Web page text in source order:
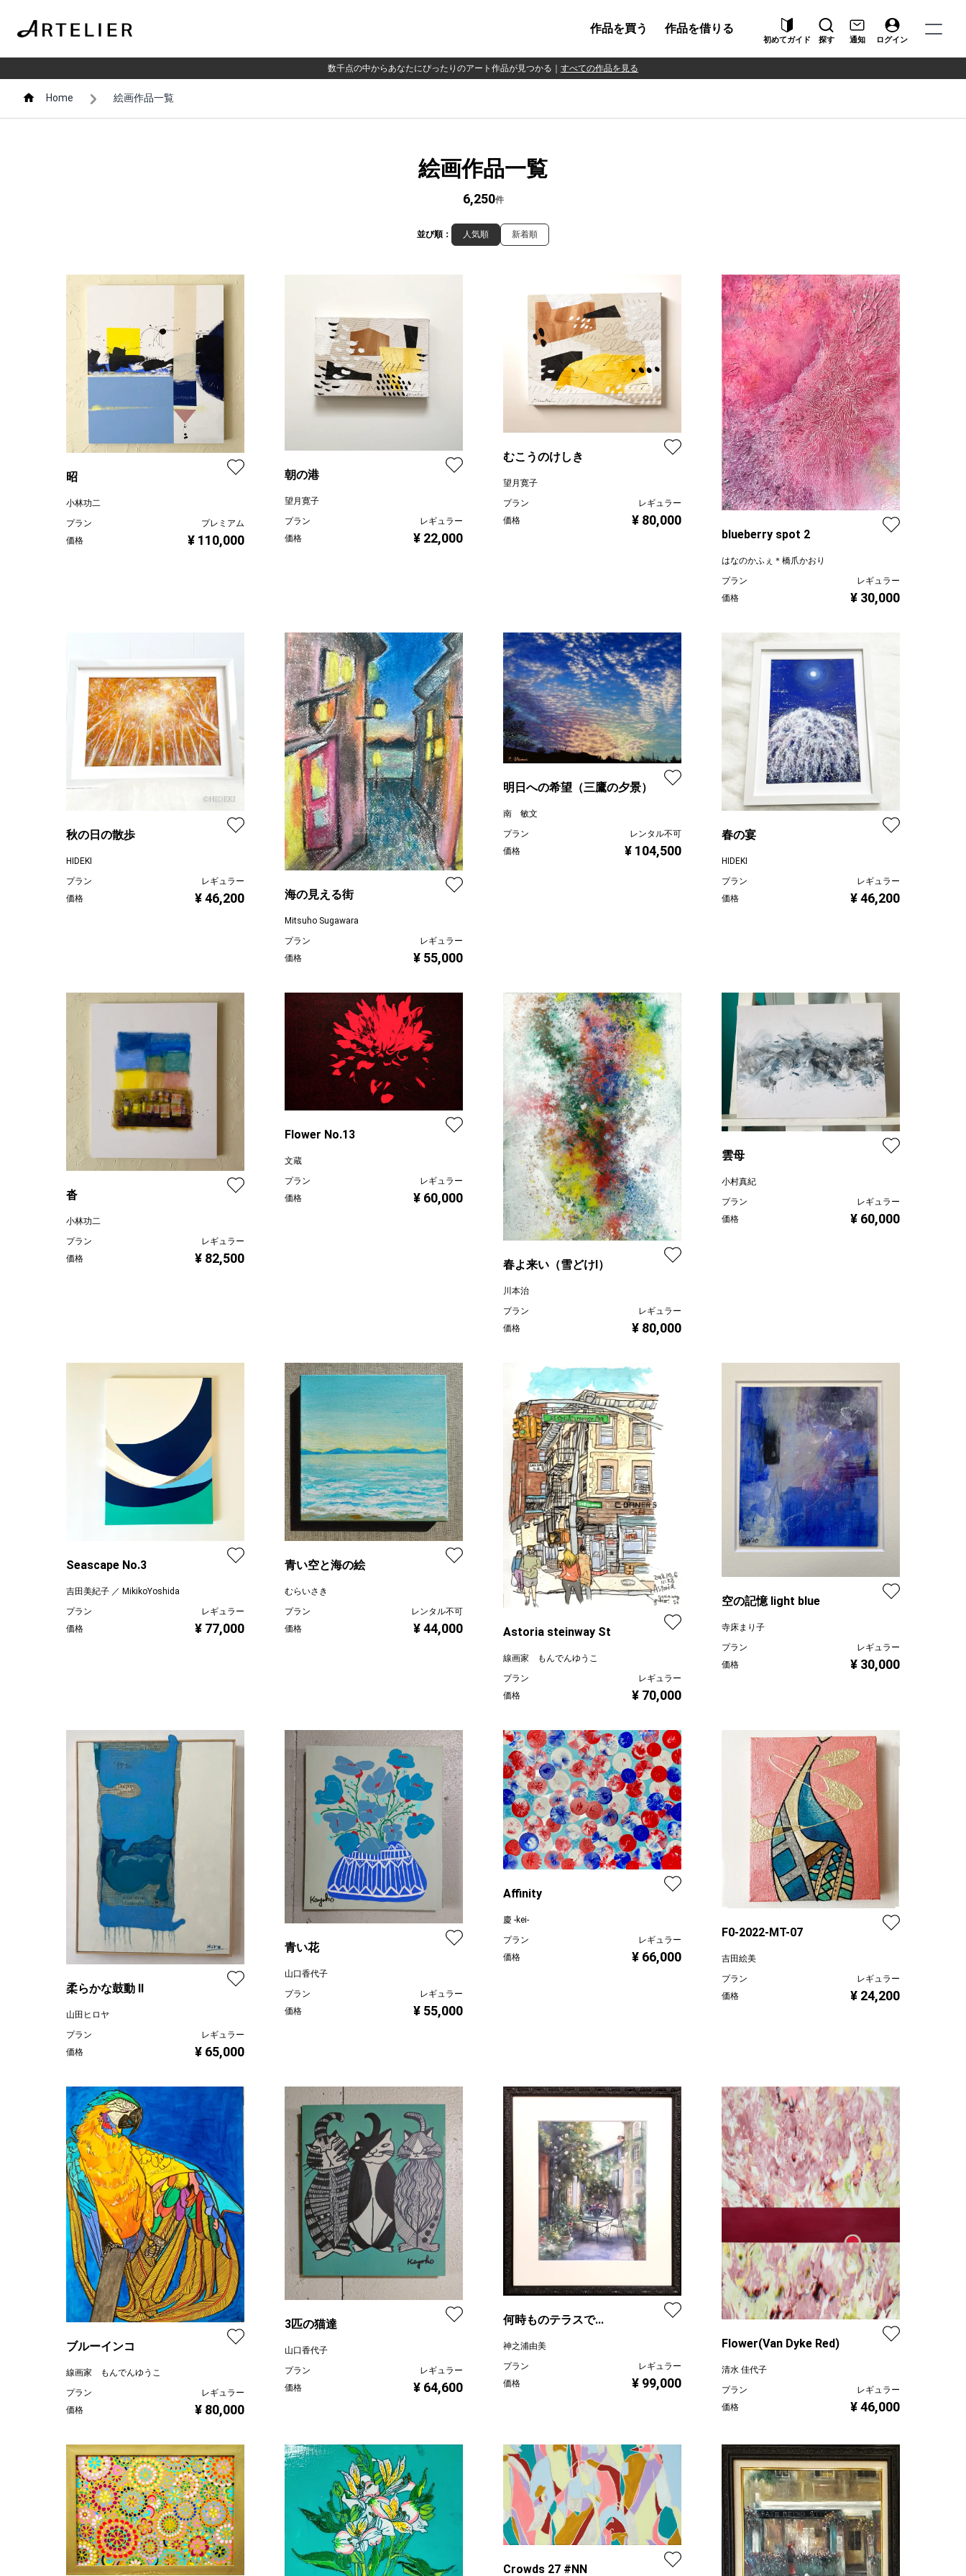
作品を買う 作品を借りる
初めてガイド 探す 通知 ログイン
数千点の中からあなたにぴったりのアート作品が見つかる すべての作品を見る
Home 絵画作品一覧
絵画作品一覧
6,250件
並び順： 人気順 新着順
昭
小林功二
プラン
プレミアム
価格
¥ 110,000
朝の港
望月寛子
プラン
レギュラー
価格
¥ 22,000
むこうのけしき
望月寛子
プラン
レギュラー
価格
¥ 80,000
blueberry spot 2
はなのかふぇ＊橋爪かおり
プラン
レギュラー
価格
¥ 30,000
秋の日の散歩
HIDEKI
プラン
レギュラー
価格
¥ 46,200 海の見える街
Mitsuho Sugawara
プラン
レギュラー
価格
¥ 55,000
明日への希望（三鷹の夕景）
南 敏文
プラン
レンタル不可
価格
¥ 104,500
春の宴
HIDEKI
プラン
レギュラー
価格
¥ 46,200
沓
小林功二
プラン
レギュラー
価格
¥ 82,500
Flower No.13
文蔵
プラン
レギュラー
価格
¥ 60,000
春よ来い（雪どけⅠ）
川本治
プラン
レギュラー
価格
¥ 80,000
雲母
小村真紀
プラン
レギュラー
価格
¥ 60,000
Seascape No.3
吉田美紀子 ／ MikikoYoshida
プラン
レギュラー
価格
¥ 77,000
青い空と海の絵
むらいさき
プラン
レンタル不可
価格
¥ 44,000 Astoria steinway St
線画家 もんでんゆうこ
プラン
レギュラー
価格
¥ 70,000
空の記憶 light blue
寺床まり子
プラン
レギュラー
価格
¥ 30,000
柔らかな鼓動 Ⅱ
山田ヒロヤ
プラン
レギュラー
価格
¥ 65,000
青い花
山口香代子
プラン
レギュラー
価格
¥ 55,000
Affinity
慶 -kei-
プラン
レギュラー
価格
¥ 66,000
F0-2022-MT-07
吉田絵美
プラン
レギュラー
価格
¥ 24,200
ブルーインコ
線画家 もんでんゆうこ
プラン
レギュラー
価格
¥ 80,000
3匹の猫達
山口香代子
プラン
レギュラー
価格
¥ 64,600
何時ものテラスで...
神之浦由美
プラン
レギュラー
価格
¥ 99,000
Flower(Van Dyke Red)
清水 佳代子
プラン
レギュラー
価格
¥ 46,000
Crowds 27 #NN